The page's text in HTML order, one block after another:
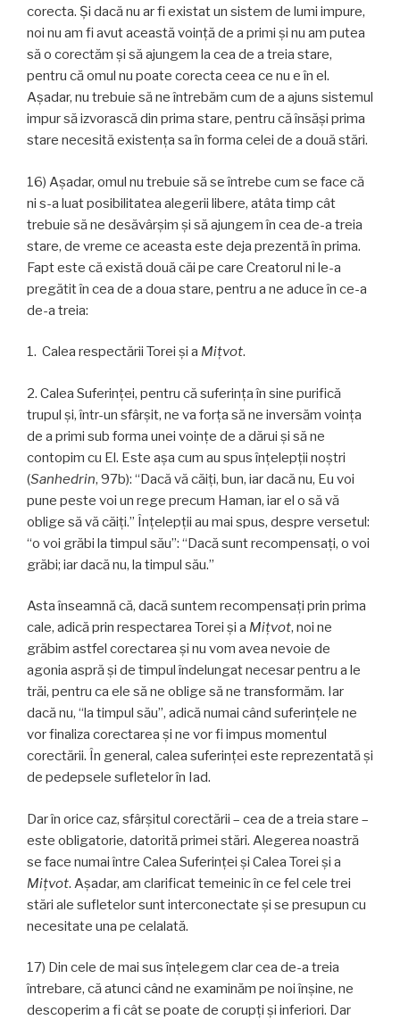
corecta. Și dacă nu ar fi existat un sistem de lumi impure,
noi nu am fi avut această voinţă de a primi și nu am putea
să o corectăm și să ajungem la cea de a treia stare,
pentru că omul nu poate corecta ceea ce nu e în el.
Așadar, nu trebuie să ne întrebăm cum de a ajuns sistemul
impur să izvorască din prima stare, pentru că însăși prima
stare necesită existența sa în forma celei de a două stări.
16) Așadar, omul nu trebuie să se întrebe cum se face că
ni s-a luat posibilitatea alegerii libere, atâta timp cât
trebuie să ne desăvârșim și să ajungem în cea de-a treia
stare, de vreme ce aceasta este deja prezentă în prima.
Fapt este că există două căi pe care Creatorul ni le-a
pregătit în cea de a doua stare, pentru a ne aduce în ce-a
de-a treia:
1. Calea respectării Torei și a Miţvot.
2. Calea Suferinței, pentru că suferința în sine purifică
trupul și, într-un sfârșit, ne va forța să ne inversăm voinţa
de a primi sub forma unei voinţe de a dărui și să ne
contopim cu El. Este așa cum au spus înțelepții noștri
(Sanhedrin, 97b): “Dacă vă căiți, bun, iar dacă nu, Eu voi
pune peste voi un rege precum Haman, iar el o să vă
oblige să vă căiți.” Înțelepții au mai spus, despre versetul:
“o voi grăbi la timpul său”: “Dacă sunt recompensați, o voi
grăbi; iar dacă nu, la timpul său.”
Asta înseamnă că, dacă suntem recompensați prin prima
cale, adică prin respectarea Torei și a Miţvot, noi ne
grăbim astfel corectarea și nu vom avea nevoie de
agonia aspră și de timpul îndelungat necesar pentru a le
trăi, pentru ca ele să ne oblige să ne transformăm. Iar
dacă nu, “la timpul său”, adică numai când suferințele ne
vor finaliza corectarea și ne vor fi impus momentul
corectării. În general, calea suferinței este reprezentată și
de pedepsele sufletelor în Iad.
Dar în orice caz, sfârșitul corectării – cea de a treia stare –
este obligatorie, datorită primei stări. Alegerea noastră
se face numai între Calea Suferinței și Calea Torei și a
Miţvot. Așadar, am clarificat temeinic în ce fel cele trei
stări ale sufletelor sunt interconectate și se presupun cu
necesitate una pe celalată.
17) Din cele de mai sus înțelegem clar cea de-a treia
întrebare, că atunci când ne examinăm pe noi înșine, ne
descoperim a fi cât se poate de corupţi și inferiori. Dar